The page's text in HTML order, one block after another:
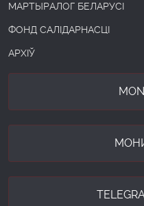
МАРТЫРАЛОГ БЕЛАРУСІ
ФОНД САЛІДАРНАСЦІ
АРХІЎ